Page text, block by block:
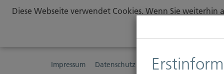
Diese Webseite verwendet Cookies. Wenn Sie
Impressum Datenschutz Erstinformationspflichten